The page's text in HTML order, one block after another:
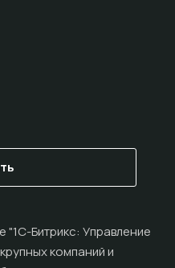
"1С-Битрикс: Управление
компаний и